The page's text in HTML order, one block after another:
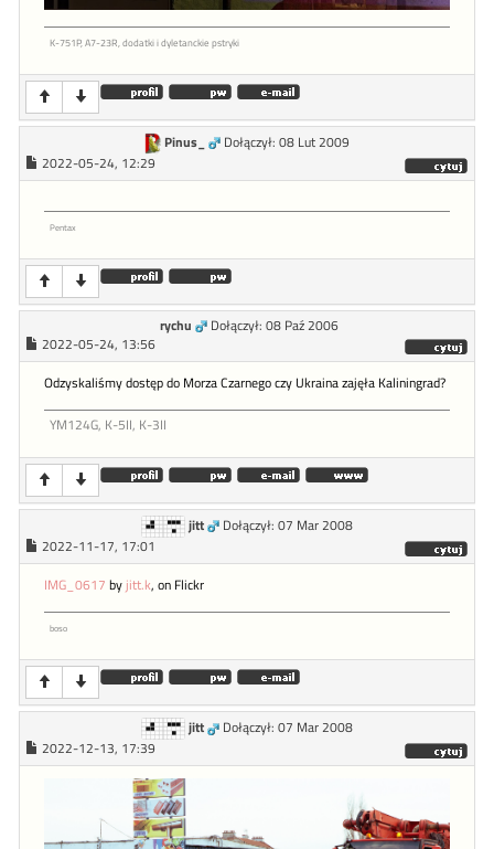
K-751P, A7-23R, dodatki i dyletanckie pstryki
Pinus_
Dołączył: 08 Lut 2009
2022-05-24, 12:29
Pentax
rychu
Dołączył: 08 Paź 2006
2022-05-24, 13:56
Odzyskaliśmy dostęp do Morza Czarnego czy Ukraina zajęła Kaliningrad?
YM124G, K-5II, K-3II
jitt
Dołączył: 07 Mar 2008
2022-11-17, 17:01
IMG_0617 byjitt.k, on Flickr
boso
jitt
Dołączył: 07 Mar 2008
2022-12-13, 17:39